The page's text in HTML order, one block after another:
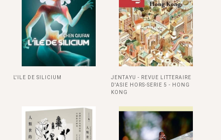
L'ILE DE SILICIUM
JENTAYU - REVUE LITTERAIRE
D'ASIE HORS-SERIE 5 - HONG
KONG